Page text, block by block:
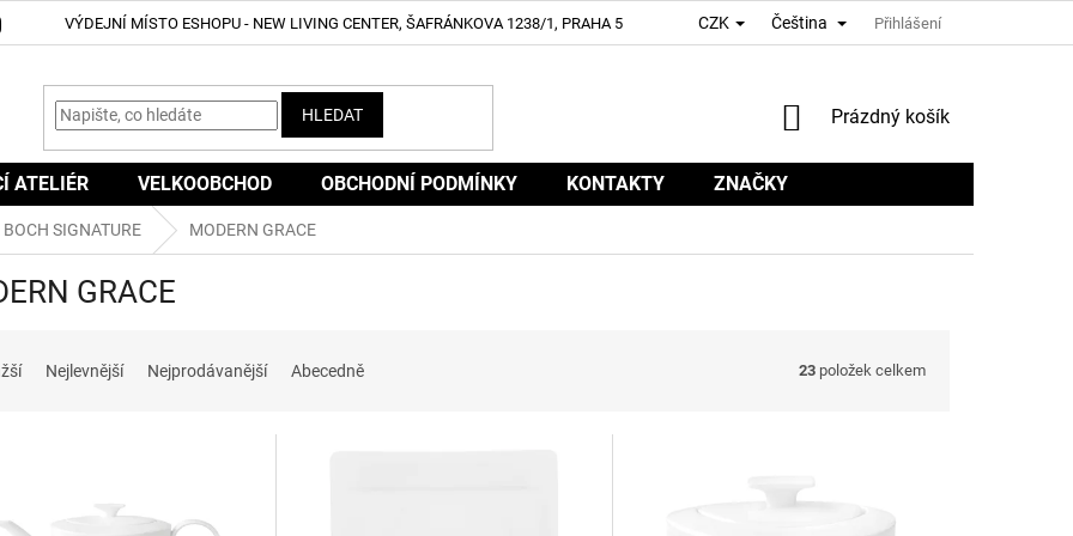
VÝDEJNÍ MÍSTO ESHOPU - NEW LIVING CENTER, ŠAFRÁNKOVA 1238/1, PRAHA 5 CZK Čeština Přihlášení
HLEDAT
NÁKUPNÍ
Prázdný košík
ATELIÉR VELKOOBCHOD OBCHODNÍ PODMÍNKY KONTAKTY ZNAČKY
SIGNATURE MODERN GRACE
GRACE
Nejlevnější Nejprodávanější Abecedně 23 položek celkem